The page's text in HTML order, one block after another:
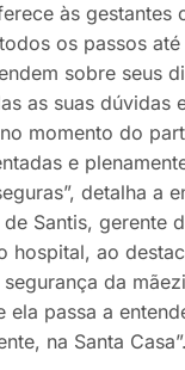
às gestantes
os passos
sobre seus
as suas dúvidas
momento do
e
detalha a
Santis, gerente
hospital, ao
da
ela passa a
na Santa Casa”.